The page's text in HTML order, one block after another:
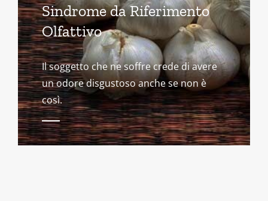
Sindrome da Riferimento
Olfattivo
Il soggetto che ne soffre crede di avere
un odore disgustoso anche se non è
così.